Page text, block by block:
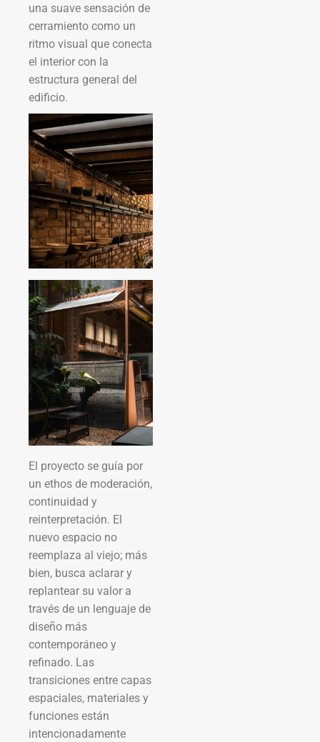
una suave sensación de
cerramiento como un
ritmo visual que conecta
el interior con la
estructura general del
edificio.
El proyecto se guía por
un ethos de moderación,
continuidad y
reinterpretación. El
nuevo espacio no
reemplaza al viejo; más
bien, busca aclarar y
replantear su valor a
través de un lenguaje de
diseño más
contemporáneo y
refinado. Las
transiciones entre capas
espaciales, materiales y
funciones están
intencionadamente